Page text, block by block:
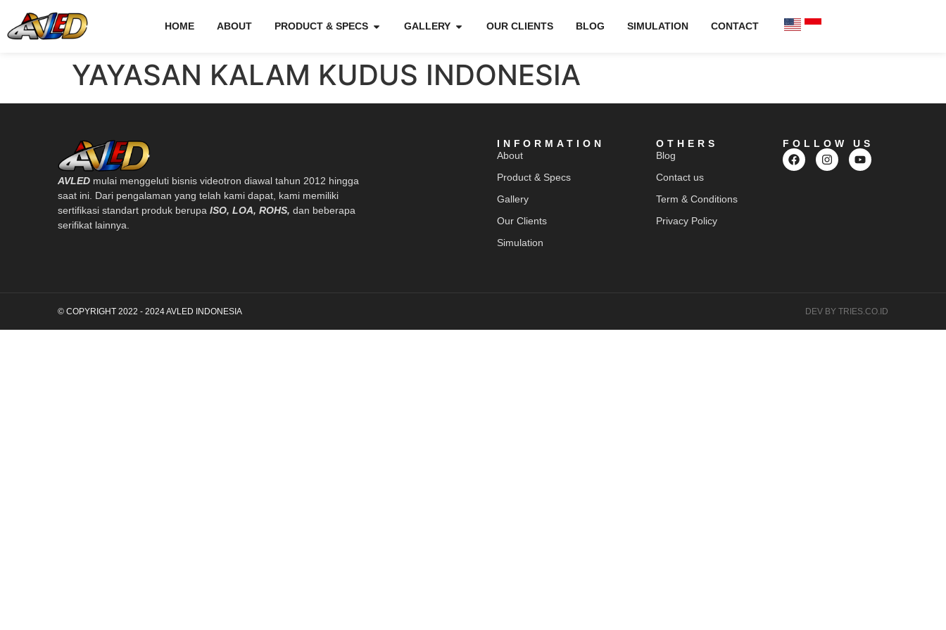
HOME ABOUT PRODUCT & SPECS GALLERY OUR CLIENTS BLOG SIMULATION CONTACT
YAYASAN KALAM KUDUS INDONESIA
AVLED mulai menggeluti bisnis videotron diawal tahun 2012 hingga
saat ini. Dari pengalaman yang telah kami dapat, kami memiliki
sertifikasi standart produk berupa ISO, LOA, ROHS, dan beberapa
serifikat lainnya.
INFORMATION
About
Product & Specs
Gallery
Our Clients
Simulation
OTHERS
Blog
Contact us
Term & Conditions
Privacy Policy
FOLLOW US
© COPYRIGHT 2022 - 2024 AVLED INDONESIA DEV BY TRIES.CO.ID